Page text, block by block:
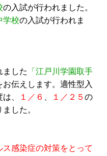
の入試が行われました。
学校の入試が行われま
ました
「江戸川学園取手
お伝えします。適性型入
、
１／６ １／２５ の
した。
感染症の対策をとって